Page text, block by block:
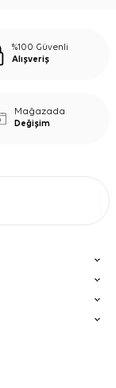
%100 Güvenli
Alışveriş
Mağazada
Değişim